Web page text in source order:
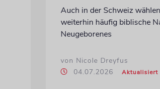
Auch in der Schweiz
weiterhin häufig biblische
Neugeborenes
von Nicole Dreyfus
04.07.2026
Aktualisiert